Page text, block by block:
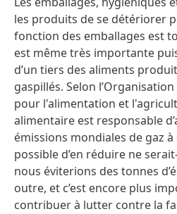
les produits de se détériorer
fonction des emballages est
est même très importante
d’un tiers des aliments
gaspillés. Selon
pour l'alimentation et
alimentaire est responsable
émissions mondiales de gaz à
possible d’en réduire ne
nous éviterions des tonnes
outre, et c’est encore plus
contribuer à lutter contre la